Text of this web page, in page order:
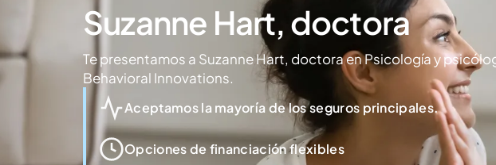
Suzanne Hart, doctora
Te presentamos a Suzanne Hart, doctora en Psicología y
Behavioral Innovations.
Aceptamos la mayoría de los seguros principales.
Opciones de financiación flexibles